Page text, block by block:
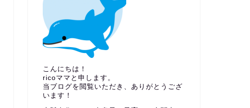
こんにちは！
ricoママと申します。
当ブログを閲覧いただき、ありがとうござ
います！